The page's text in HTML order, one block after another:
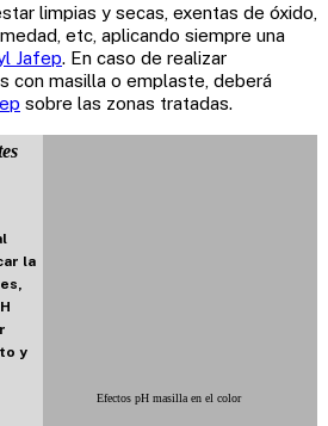
limpias y secas, exentas de óxido,
etc, aplicando siempre una
Jafep. En caso de realizar
con masilla o emplaste, deberá
sobre las zonas tratadas.
la
y
Efectos pH masilla en el color